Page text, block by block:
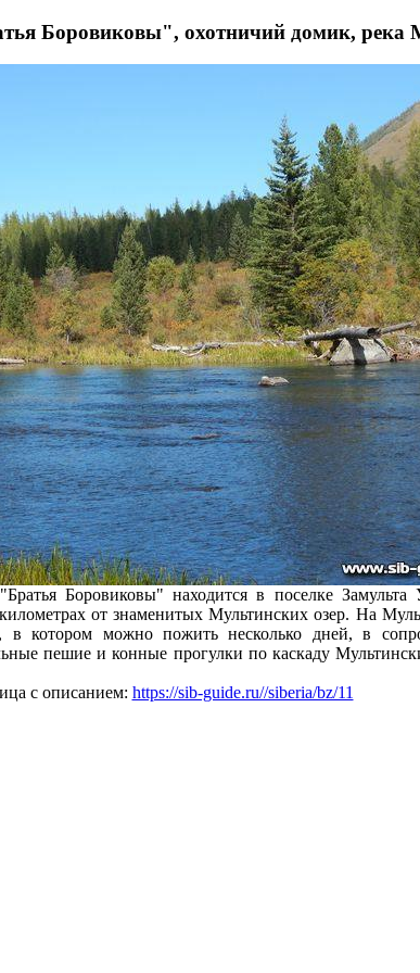
Боровиковы", охотничий домик, река
Боровиковы" находится в поселке Замульта
от знаменитых Мультинских озер. На
в котором можно пожить несколько дней, в
пешие и конные прогулки по каскаду
с описанием: https://sib-guide.ru//siberia/bz/11